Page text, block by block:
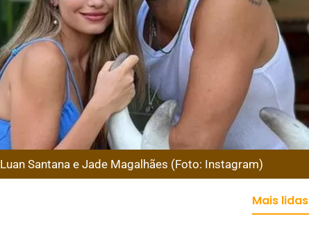
Luan Santana e Jade Magalhães (Foto: Instagram)
Mais lidas